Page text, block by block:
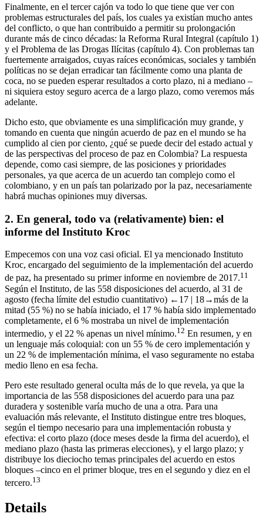
Finalmente, en el tercer cajón va todo lo que tiene que ver con
problemas estructurales del país, los cuales ya existían mucho antes
del conflicto, o que han contribuido a permitir su prolongación
durante más de cinco décadas: la Reforma Rural Integral (capítulo 1)
y el Problema de las Drogas Ilícitas (capítulo 4). Con problemas tan
fuertemente arraigados, cuyas raíces económicas, sociales y también
políticas no se dejan erradicar tan fácilmente como una planta de
coca, no se pueden esperar resultados a corto plazo, ni a mediano –
ni siquiera estoy seguro acerca de a largo plazo, como veremos más
adelante.
Dicho esto, que obviamente es una simplificación muy grande, y
tomando en cuenta que ningún acuerdo de paz en el mundo se ha
cumplido al cien por ciento, ¿qué se puede decir del estado actual y
de las perspectivas del proceso de paz en Colombia? La respuesta
depende, como casi siempre, de las posiciones y prioridades
personales, ya que acerca de un acuerdo tan complejo como el
colombiano, y en un país tan polarizado por la paz, necesariamente
habrá muchas opiniones muy diversas.
2. En general, todo va (relativamente) bien: el
informe del Instituto Kroc
Empecemos con una voz casi oficial. El ya mencionado Instituto
Kroc, encargado del seguimiento de la implementación del acuerdo
de paz, ha presentado su primer informe en noviembre de 2017.11
Según el Instituto, de las 558 disposiciones del acuerdo, al 31 de
agosto (fecha límite del estudio cuantitativo) ←17 | 18→más de la
mitad (55 %) no se había iniciado, el 17 % había sido implementado
completamente, el 6 % mostraba un nivel de implementación
intermedio, y el 22 % apenas un nivel mínimo.12 En resumen, y en
un lenguaje más coloquial: con un 55 % de cero implementación y
un 22 % de implementación mínima, el vaso seguramente no estaba
medio lleno en esa fecha.
Pero este resultado general oculta más de lo que revela, ya que la
importancia de las 558 disposiciones del acuerdo para una paz
duradera y sostenible varía mucho de una a otra. Para una
evaluación más relevante, el Instituto distingue entre tres bloques,
según el tiempo necesario para una implementación robusta y
efectiva: el corto plazo (doce meses desde la firma del acuerdo), el
mediano plazo (hasta las primeras elecciones), y el largo plazo; y
distribuye los dieciocho temas principales del acuerdo en estos
bloques –cinco en el primer bloque, tres en el segundo y diez en el
tercero.13
Details